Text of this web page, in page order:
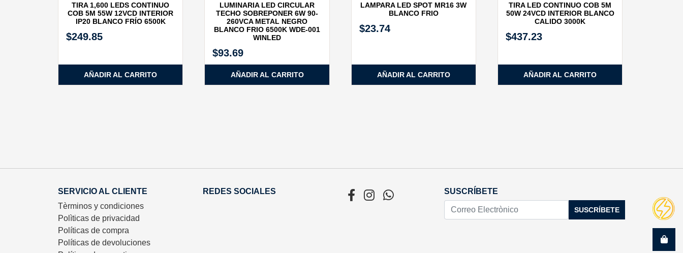
TIRA 1,600 LEDS CONTINUO
COB 5M 55W 12VCD INTERIOR
IP20 BLANCO FRÍO 6500K
$249.85
AÑADIR AL CARRITO
LUMINARIA LED CIRCULAR
TECHO SOBREPONER 6W 90-
260VCA METAL NEGRO
BLANCO FRIO 6500K WDE-001
WINLED
$93.69
AÑADIR AL CARRITO
LAMPARA LED SPOT MR16 3W
BLANCO FRIO
$23.74
AÑADIR AL CARRITO
TIRA LED CONTINUO COB 5M
50W 24VCD INTERIOR BLANCO
CALIDO 3000K
$437.23
AÑADIR AL CARRITO
SERVICIO AL CLIENTE
Tèrminos y condiciones
Polìticas de privacidad
Políticas de compra
Políticas de devoluciones
REDES SOCIALES SUSCRÍBETE
SUSCRÍBETE